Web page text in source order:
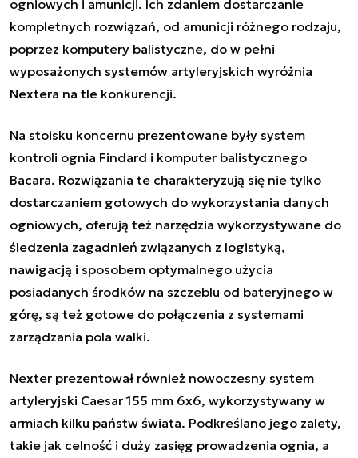
ogniowych i amunicji. Ich zdaniem dostarczanie
kompletnych rozwiązań, od amunicji różnego rodzaju,
poprzez komputery balistyczne, do w pełni
wyposażonych systemów artyleryjskich wyróżnia
Nextera na tle konkurencji.
Na stoisku koncernu prezentowane były system
kontroli ognia Findard i komputer balistycznego
Bacara. Rozwiązania te charakteryzują się nie tylko
dostarczaniem gotowych do wykorzystania danych
ogniowych, oferują też narzędzia wykorzystywane do
śledzenia zagadnień związanych z logistyką,
nawigacją i sposobem optymalnego użycia
posiadanych środków na szczeblu od bateryjnego w
górę, są też gotowe do połączenia z systemami
zarządzania pola walki.
Nexter prezentował również nowoczesny system
artyleryjski Caesar 155 mm 6x6, wykorzystywany w
armiach kilku państw świata. Podkreślano jego zalety,
takie jak celność i duży zasięg prowadzenia ognia, a